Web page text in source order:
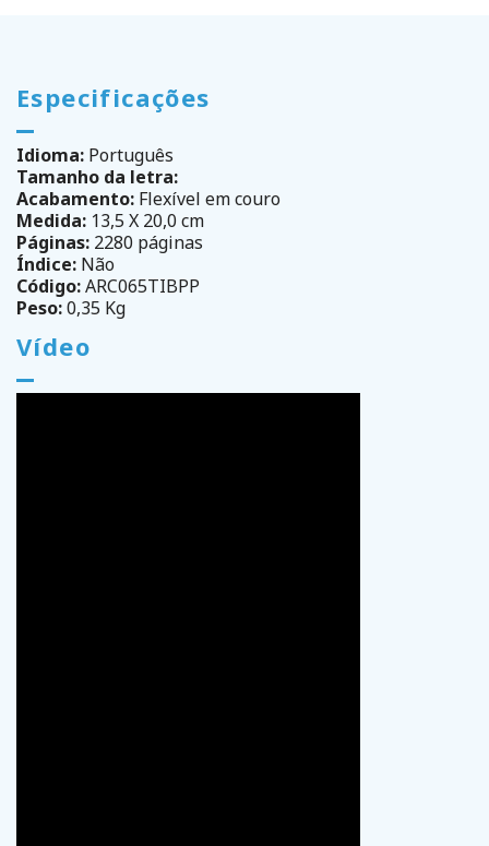
Especificações
Idioma: Português
Tamanho da letra:
Acabamento: Flexível em couro
Medida: 13,5 X 20,0 cm
Páginas: 2280 páginas
Índice: Não
Código:ARC065TIBPP
Peso:0,35 Kg
Vídeo